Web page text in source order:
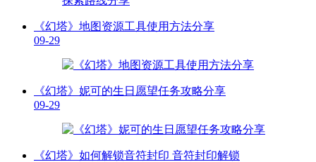
《幻塔》地图资源工具使用方法分享
09-29
《幻塔》妮可的生日愿望任务攻略分享
09-29
《幻塔》如何解锁音符封印 音符封印解锁